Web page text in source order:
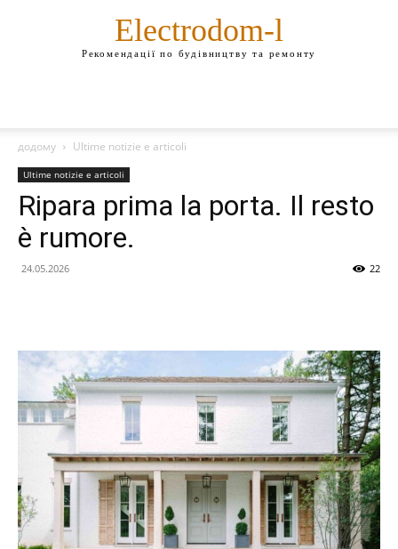
Electrodom-l
Рекомендації по будівництву та ремонту
додому Ultime notizie e articoli
Ultime notizie e articoli
Ripara prima la porta. Il resto
è rumore.
24.05.2026 22